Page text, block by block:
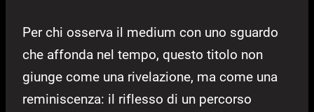
Per chi osserva il medium con uno sguardo
che affonda nel tempo, questo titolo non
giunge come una rivelazione, ma come una
reminiscenza: il riflesso di un percorso